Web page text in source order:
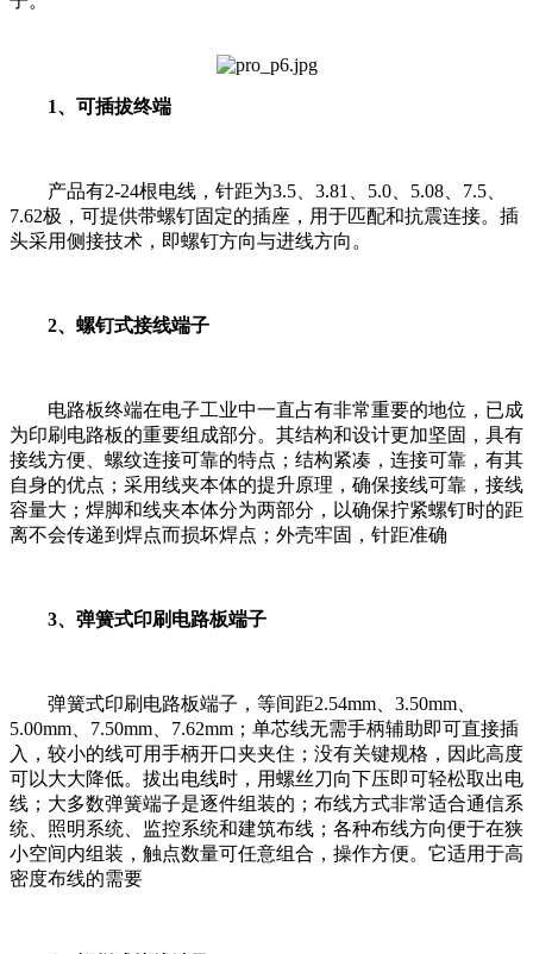
1、可插拔终端
产品有2-24根电线，针距为3.5、3.81、5.0、5.08、7.5、
7.62极，可提供带螺钉固定的插座，用于匹配和抗震连接。插
头采用侧接技术，即螺钉方向与进线方向。
2、螺钉式接线端子
电路板终端在电子工业中一直占有非常重要的地位，已成
为印刷电路板的重要组成部分。其结构和设计更加坚固，具有
接线方便、螺纹连接可靠的特点；结构紧凑，连接可靠，有其
自身的优点；采用线夹本体的提升原理，确保接线可靠，接线
容量大；焊脚和线夹本体分为两部分，以确保拧紧螺钉时的距
离不会传递到焊点而损坏焊点；外壳牢固，针距准确
3、弹簧式印刷电路板端子
弹簧式印刷电路板端子，等间距2.54mm、3.50mm、
5.00mm、7.50mm、7.62mm；单芯线无需手柄辅助即可直接插
入，较小的线可用手柄开口夹夹住；没有关键规格，因此高度
可以大大降低。拔出电线时，用螺丝刀向下压即可轻松取出电
线；大多数弹簧端子是逐件组装的；布线方式非常适合通信系
统、照明系统、监控系统和建筑布线；各种布线方向便于在狭
小空间内组装，触点数量可任意组合，操作方便。它适用于高
密度布线的需要